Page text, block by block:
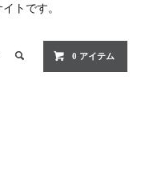
トです。
0 アイテム